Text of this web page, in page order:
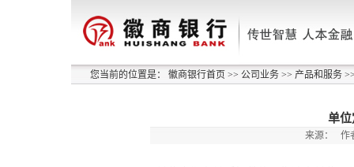
您当前的位置是： 徽商银行首页 >> 公司业务 >> 产品和服务
单位
来源： 作